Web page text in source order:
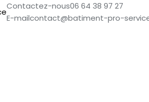
Contactez-nous06 64 38 97 27
E-mailcontact@batiment-pro-